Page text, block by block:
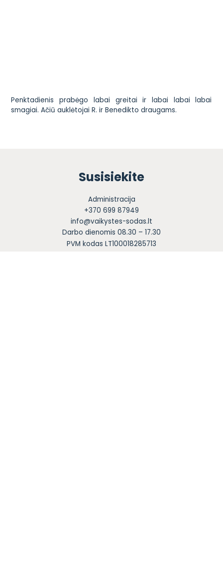
Penktadienis prabėgo labai greitai ir labai labai labai
smagiai. Ačiū auklėtojai R. ir Benedikto draugams.
Susisiekite
Administracija
+370 699 87949
info@vaikystes-sodas.lt
Darbo dienomis 08.30 – 17.30
PVM kodas LT100018285713